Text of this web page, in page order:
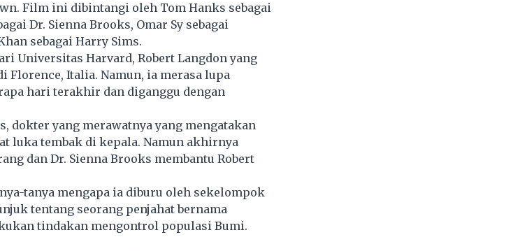
Film ini dibintangi oleh Tom Hanks sebagai
Dr. Sienna Brooks, Omar Sy sebagai
sebagai Harry Sims.
Universitas Harvard, Robert Langdon yang
Italia. Namun, ia merasa lupa
hari terakhir dan diganggu dengan
dokter yang merawatnya yang mengatakan
luka tembak di kepala. Namun akhirnya
dan Dr. Sienna Brooks membantu Robert
tanya mengapa ia diburu oleh sekelompok
tentang seorang penjahat bernama
tindakan mengontrol populasi Bumi.